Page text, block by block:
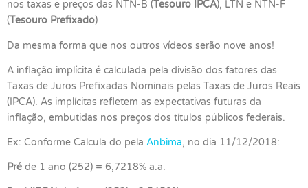
nos taxas e preços das NTN-B (Tesouro IPCA), LTN e NTN-F
(Tesouro Prefixado)
Da mesma forma que nos outros vídeos serão nove anos!
A inflação implícita é calculada pela divisão dos fatores das
Taxas de Juros Prefixadas Nominais pelas Taxas de Juros Reais
(IPCA). As implícitas refletem as expectativas futuras da
inflação, embutidas nos preços dos títulos públicos federais.
Ex: Conforme Calcula do pela Anbima, no dia 11/12/2018:
Pré de 1 ano (252) = 6,7218% a.a.